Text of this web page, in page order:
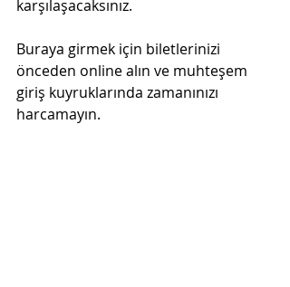
karşılaşacaksınız.
Buraya girmek için biletlerinizi
önceden online alın ve muhteşem
giriş kuyruklarında zamanınızı
harcamayın.